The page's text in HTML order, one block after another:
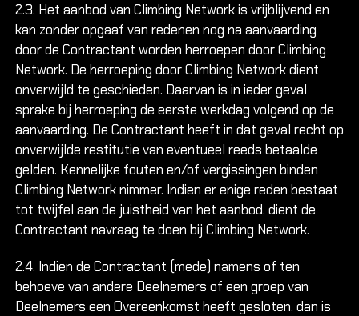
2.3. Het aanbod van Climbing Network is vrijblijvend en
kan zonder opgaaf van redenen nog na aanvaarding
door de Contractant worden herroepen door Climbing
Network. De herroeping door Climbing Network dient
onverwijld te geschieden. Daarvan is in ieder geval
sprake bij herroeping de eerste werkdag volgend op de
aanvaarding. De Contractant heeft in dat geval recht op
onverwijlde restitutie van eventueel reeds betaalde
gelden. Kennelijke fouten en/of vergissingen binden
Climbing Network nimmer. Indien er enige reden bestaat
tot twijfel aan de juistheid van het aanbod, dient de
Contractant navraag te doen bij Climbing Network.
2.4. Indien de Contractant (mede) namens of ten
behoeve van andere Deelnemers of een groep van
Deelnemers een Overeenkomst heeft gesloten, dan is